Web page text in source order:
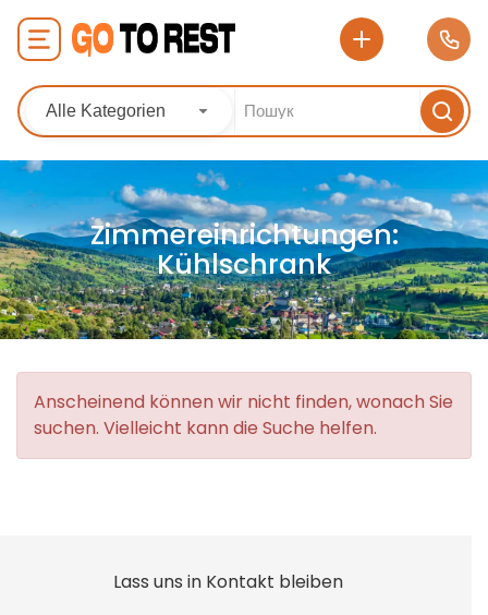
Alle Kategorien
Zimmereinrichtungen:
Kühlschrank
Anscheinend können wir nicht finden, wonach Sie
suchen. Vielleicht kann die Suche helfen.
Lass uns in Kontakt bleiben